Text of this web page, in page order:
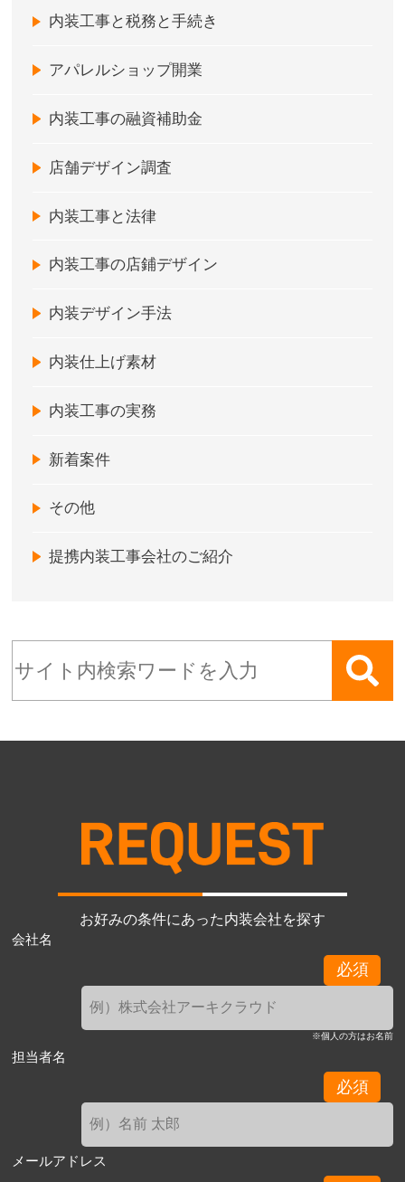
内装工事と税務と手続き
アパレルショップ開業
内装工事の融資補助金
店舗デザイン調査
内装工事と法律
内装工事の店鋪デザイン
内装デザイン手法
内装仕上げ素材
内装工事の実務
新着案件
その他
提携内装工事会社のご紹介
お好みの条件にあった内装会社を探す
会社名
必須
※個人の方はお名前
担当者名
必須
メールアドレス